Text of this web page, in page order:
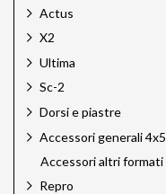
Actus
X2
Ultima
Sc-2
Dorsi e piastre
Accessori generali 4x5
Accessori altri formati
Repro